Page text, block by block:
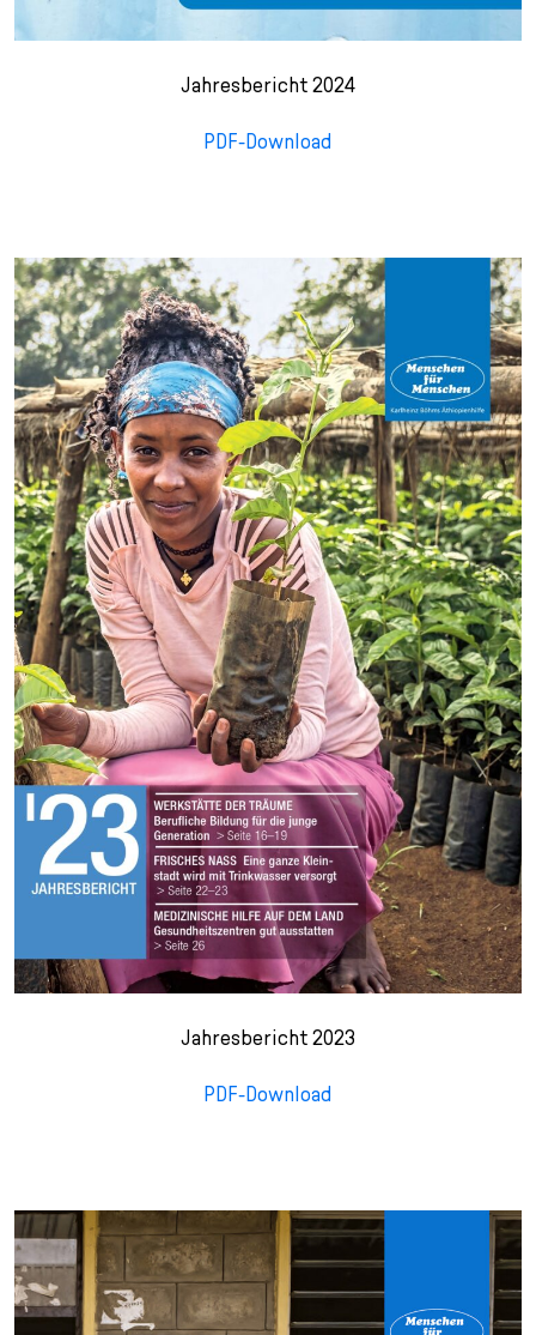
Jahresbericht 2024
PDF-Download
Jahresbericht 2023
PDF-Download